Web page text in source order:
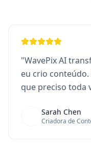
"WavePix AI
eu crio
que preciso toda
Sarah Chen
Criadora de